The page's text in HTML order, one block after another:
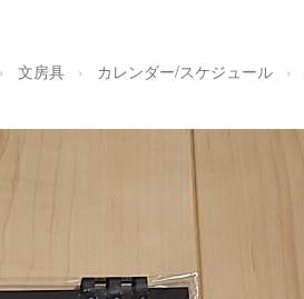
文房具 カレンダー/スケジュール